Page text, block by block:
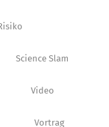
Science Slam
Video
Vortrag